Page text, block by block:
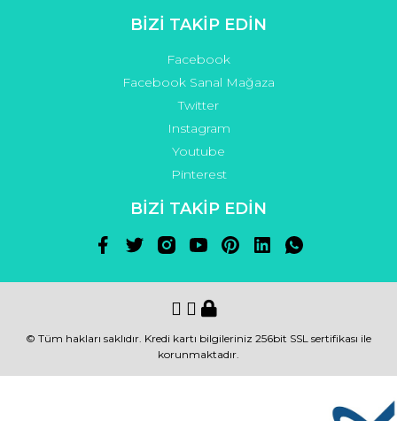
BİZİ TAKİP EDİN
Facebook
Facebook Sanal Mağaza
Twitter
Instagram
Youtube
Pinterest
BİZİ TAKİP EDİN
© Tüm hakları saklıdır. Kredi kartı bilgileriniz 256bit SSL sertifikası ile
korunmaktadır.